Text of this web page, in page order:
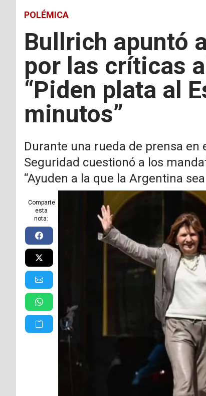
POLÉMICA
Bullrich apuntó
por las críticas
“Piden plata al
minutos”
Durante una rueda de prensa en
Seguridad cuestionó a los
“Ayuden a la que la Argentina
Comparte
esta
nota: